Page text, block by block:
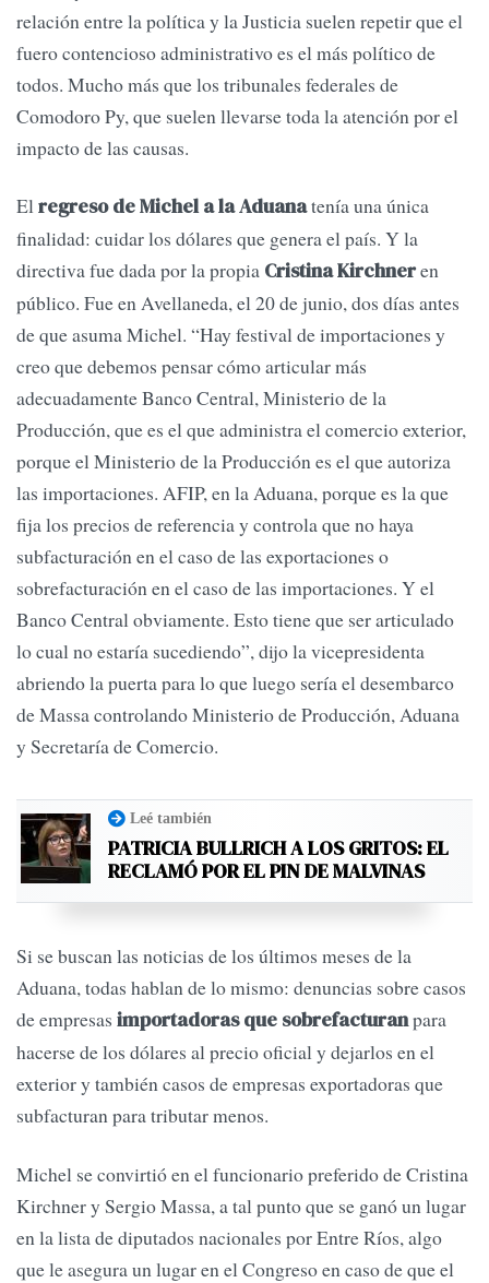
relación entre la política y la Justicia suelen repetir que el
fuero contencioso administrativo es el más político de
todos. Mucho más que los tribunales federales de
Comodoro Py, que suelen llevarse toda la atención por el
impacto de las causas.
Elregreso de Michel a la Aduanatenía una única
finalidad: cuidar los dólares que genera el país. Y la
directiva fue dada por la propia Cristina Kirchneren
público. Fue en Avellaneda, el 20 de junio, dos días antes
de que asuma Michel. “Hay festival de importaciones y
creo que debemos pensar cómo articular más
adecuadamente Banco Central, Ministerio de la
Producción, que es el que administra el comercio exterior,
porque el Ministerio de la Producción es el que autoriza
las importaciones. AFIP, en la Aduana, porque es la que
fija los precios de referencia y controla que no haya
subfacturación en el caso de las exportaciones o
sobrefacturación en el caso de las importaciones. Y el
Banco Central obviamente. Esto tiene que ser articulado
lo cual no estaría sucediendo”, dijo la vicepresidenta
abriendo la puerta para lo que luego sería el desembarco
de Massa controlando Ministerio de Producción, Aduana
y Secretaría de Comercio.
Leé también
PATRICIA BULLRICH A LOS GRITOS: EL
RECLAMÓ POR EL PIN DE MALVINAS
Si se buscan las noticias de los últimos meses de la
Aduana, todas hablan de lo mismo: denuncias sobre casos
de empresas importadoras que sobrefacturanpara
hacerse de los dólares al precio oficial y dejarlos en el
exterior y también casos de empresas exportadoras que
subfacturan para tributar menos.
Michel se convirtió en el funcionario preferido de Cristina
Kirchner y Sergio Massa, a tal punto que se ganó un lugar
en la lista de diputados nacionales por Entre Ríos, algo
que le asegura un lugar en el Congreso en caso de que el